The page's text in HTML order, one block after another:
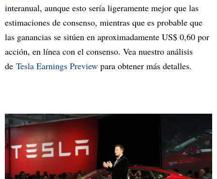
interanual, aunque esto sería ligeramente mejor que las
estimaciones de consenso, mientras que es probable que
las ganancias se sitúen en aproximadamente US$ 0,60 por
acción, en línea con el consenso. Vea nuestro análisis
de Tesla Earnings Preview para obtener más detalles.